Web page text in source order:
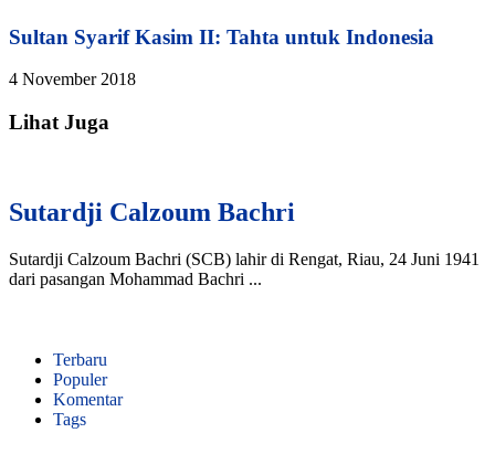
Sultan Syarif Kasim II: Tahta untuk Indonesia
4 November 2018
Lihat Juga
Sutardji Calzoum Bachri
Sutardji Calzoum Bachri (SCB) lahir di Rengat, Riau, 24 Juni 1941
dari pasangan Mohammad Bachri ...
Terbaru
Populer
Komentar
Tags